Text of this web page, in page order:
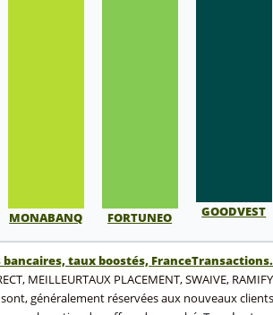
MONABANQ FORTUNEO GOODVEST
taux boostés,
MEILLEURTAUX PLACEMENT, SWAIVE,
généralement réservées aux nouveaux